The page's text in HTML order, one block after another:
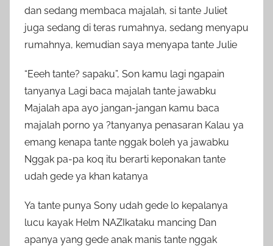
dan sedang membaca majalah, si tante Juliet
juga sedang di teras rumahnya, sedang menyapu
rumahnya, kemudian saya menyapa tante Julie
“Eeeh tante? sapaku”, Son kamu lagi ngapain
tanyanya Lagi baca majalah tante jawabku
Majalah apa ayo jangan-jangan kamu baca
majalah porno ya ?tanyanya penasaran Kalau ya
emang kenapa tante nggak boleh ya jawabku
Nggak pa-pa koq itu berarti keponakan tante
udah gede ya khan katanya
Ya tante punya Sony udah gede lo kepalanya
lucu kayak Helm NAZIkataku mancing Dan
apanya yang gede anak manis tante nggak